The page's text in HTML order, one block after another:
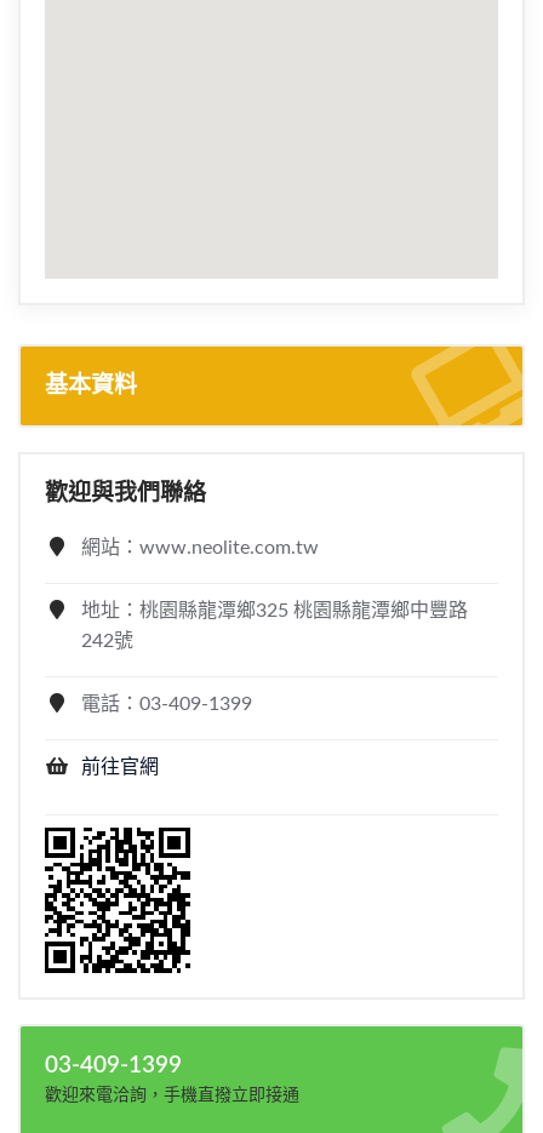
基本資料
歡迎與我們聯絡
網站：www.neolite.com.tw
地址：桃園縣龍潭鄉325 桃園縣龍潭鄉中豐路
242號
電話：03-409-1399
前往官網
03-409-1399
歡迎來電洽詢，手機直撥立即接通